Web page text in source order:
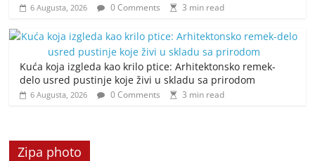
6 Augusta, 2026 0 Comments 3 min read
Kuća koja izgleda kao krilo ptice: Arhitektonsko remek-
delo usred pustinje koje živi u skladu sa prirodom
6 Augusta, 2026 0 Comments 3 min read
Zipa photo